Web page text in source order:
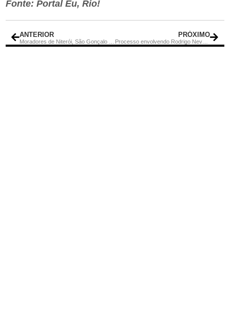
Fonte: Portal Eu, Rio!
ANTERIOR PRÓXIMO
Processo envolvendo Rodrigo Neves será julgado em 12 de março